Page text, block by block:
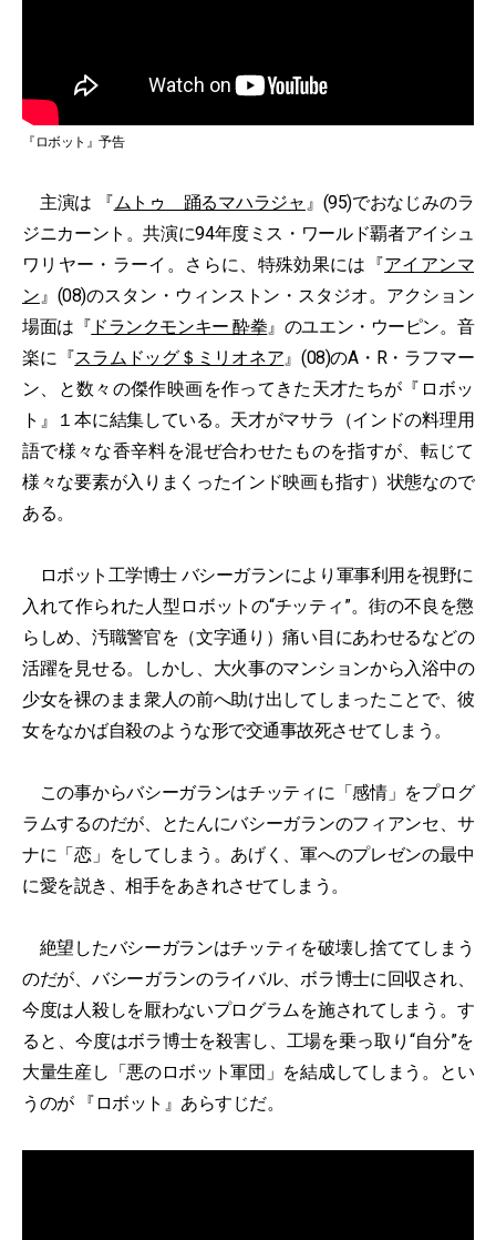
『ロボット』予告
主演は 『 ムトゥ 踊るマハラジャ 』(95)でおなじみのラ
ジニカーント。共演に94年度ミス・ワールド覇者アイシュ
ワリヤー・ラーイ。さらに、特殊効果には『アイアンマ
ン 』(08)のスタン・ウィンストン・スタジオ。アクション
場面は『 ドランクモンキー 酔拳 』のユエン・ウーピン。音
楽に『スラムドッグ＄ミリオネア 』(08)のA・R・ラフマー
ン、と数々の傑作映画を作ってきた天才たちが『ロボッ
ト』１本に結集している。天才がマサラ（インドの料理用
語で様々な香辛料を混ぜ合わせたものを指すが、転じて
様々な要素が入りまくったインド映画も指す）状態なので
ある。
ロボット工学博士 バシーガランにより軍事利用を視野に
入れて作られた人型ロボットの“チッティ”。街の不良を懲
らしめ、汚職警官を（文字通り）痛い目にあわせるなどの
活躍を見せる。しかし、大火事のマンションから入浴中の
少女を裸のまま衆人の前へ助け出してしまったことで、彼
女をなかば自殺のような形で交通事故死させてしまう。
この事からバシーガランはチッティに「感情」をプログ
ラムするのだが、とたんにバシーガランのフィアンセ、サ
ナに「恋」をしてしまう。あげく、軍へのプレゼンの最中
に愛を説き、相手をあきれさせてしまう。
絶望したバシーガランはチッティを破壊し捨ててしまう
のだが、バシーガランのライバル、ボラ博士に回収され、
今度は人殺しを厭わないプログラムを施されてしまう。す
ると、今度はボラ博士を殺害し、工場を乗っ取り“自分”を
大量生産し「悪のロボット軍団」を結成してしまう。とい
うのが 『ロボット』あらすじだ。